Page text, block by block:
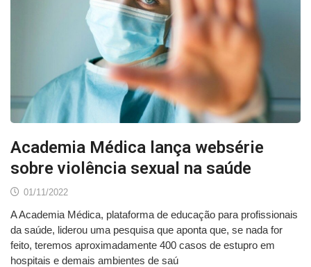
Academia Médica lança websérie
sobre violência sexual na saúde
01/11/2022
A Academia Médica, plataforma de educação para profissionais
da saúde, liderou uma pesquisa que aponta que, se nada for
feito, teremos aproximadamente 400 casos de estupro em
hospitais e demais ambientes de saú